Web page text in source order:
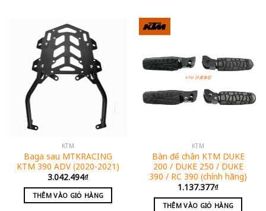
KTM
Baga sau MTKRACING
KTM 390 ADV (2020-2021)
3.042.494₫
THÊM VÀO GIỎ HÀNG
KTM
Bàn để chân KTM DUKE
200 / DUKE 250 / DUKE
390 / RC 390 (chính hãng)
1.137.377₫
THÊM VÀO GIỎ HÀNG